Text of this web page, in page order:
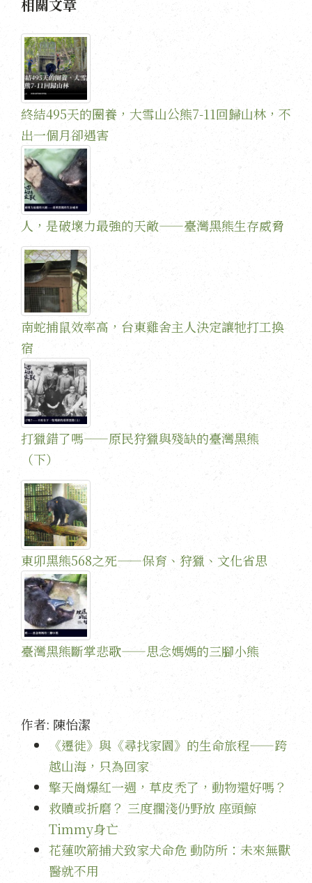
相關文章
終結495天的圈養，大雪山公熊7-11回歸山林，不
出一個月卻遇害
人，是破壞力最強的天敵——臺灣黑熊生存威脅
南蛇捕鼠效率高，台東雞舍主人決定讓牠打工換
宿
打獵錯了嗎——原民狩獵與殘缺的臺灣黑熊
（下）
東卯黑熊568之死——保育、狩獵、文化省思
臺灣黑熊斷掌悲歌——思念媽媽的三腳小熊
作者: 陳怡潔
《遷徙》與《尋找家園》的生命旅程——跨
越山海，只為回家
擎天崗爆紅一週，草皮禿了，動物還好嗎？
救贖或折磨？ 三度擱淺仍野放 座頭鯨
Timmy身亡
花蓮吹箭捕犬致家犬命危 動防所：未來無獸
醫就不用